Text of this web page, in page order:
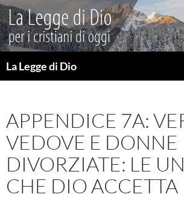
Vai
al
contenuto
La Legge di Dio
APPENDICE 7A:
VEDOVE E DONNE
DIVORZIATE: LE
CHE DIO ACCETTA